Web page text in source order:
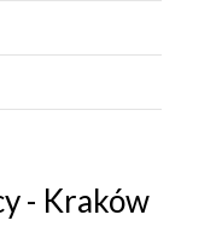
- Kraków